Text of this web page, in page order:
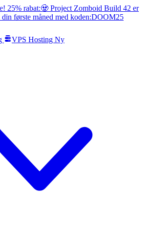
25% rabat:🧟 Project Zomboid Build 42 er
første måned med koden:DOOM25
VPS Hosting Ny